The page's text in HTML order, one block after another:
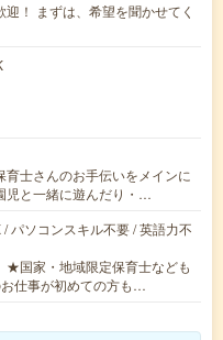
迎！ まずは、希望を聞かせてく
士さんのお手伝いをメインに
と一緒に遊んだり・…
パソコンスキル不要 / 英語力不
★国家・地域限定保育士なども
仕事が初めての方も…